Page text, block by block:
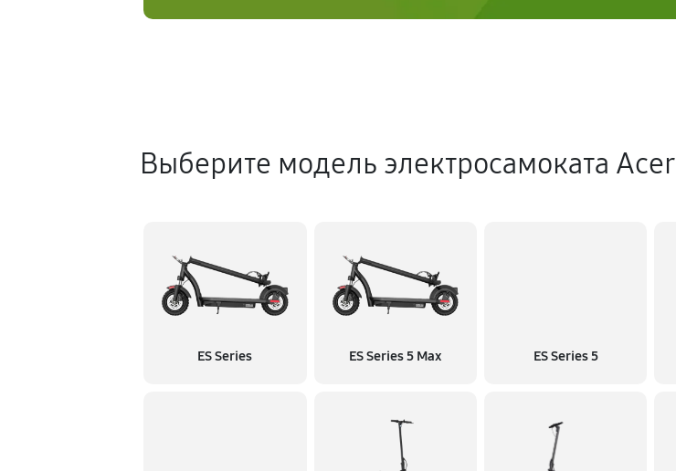
Выберите модель электросамоката Acer
ES Series ES Series 5 Max ES Series 5